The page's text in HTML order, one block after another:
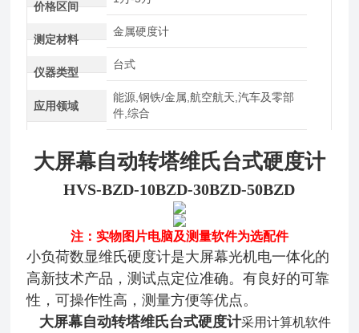
价格区间
测定材料
金属硬度计
仪器类型
台式
应用领域
能源,钢铁/金属,航空航天,汽车及零部
件,综合
大屏幕自动转塔维氏台式硬度计
HVS-BZD-10BZD-30BZD-50BZD
注：实物图片电脑及测量软件为选配件
小负荷数显维氏硬度计是大屏幕光机电一体化的
高新技术产品，测试点定位准确。有良好的可靠
性，可操作性高，测量方便等优点。
大屏幕自动转塔维氏台式硬度计采用计算机软件